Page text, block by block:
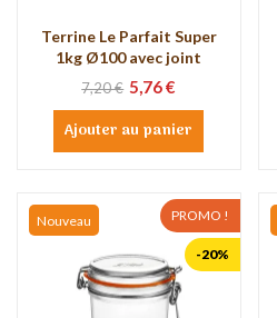
Terrine Le Parfait Super
1kg Ø100 avec joint
7,20 € 5,76 €
Ajouter au panier
PROMO !
-20%
Nouveau